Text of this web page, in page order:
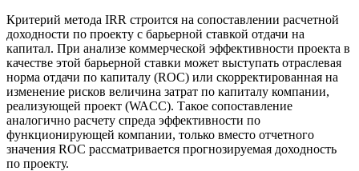
Критерий метода IRR строится на сопоставлении расчетной
доходности по проекту с барьерной ставкой отдачи на
капитал. При анализе коммерческой эффективности проекта в
качестве этой барьерной ставки может выступать отраслевая
норма отдачи по капиталу (ROC) или скорректированная на
изменение рисков величина затрат по капиталу компании,
реализующей проект (WACC). Такое сопоставление
аналогично расчету спреда эффективности по
функционирующей компании, только вместо отчетного
значения ROC рассматривается прогнозируемая доходность
по проекту.